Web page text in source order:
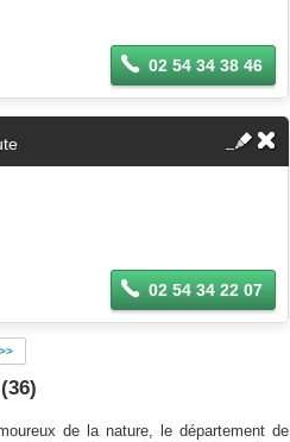
02 54 34 38 46
02 54 34 22 07
>>
de la nature, le département de